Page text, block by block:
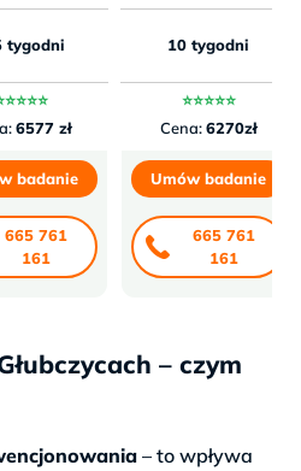
tygodni 10 tygodni
6577 zł
⭐⭐⭐⭐⭐
Cena:6270zł
badanie
665 761
161
Umów badanie
665 761
161
– czym
– to wpływa